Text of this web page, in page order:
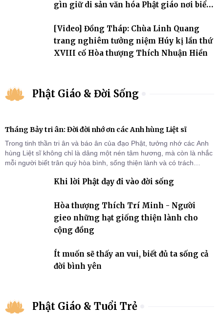
gìn giữ di sản văn hóa Phật giáo nơi biển
[Video] Đồng Tháp: Chùa Linh Quang
trang nghiêm tưởng niệm Húy kị lần thứ
XVIII cố Hòa thượng Thích Nhuận Hiền
Phật Giáo & Đời Sống
Tháng Bảy tri ân: Đời đời nhớ ơn các Anh hùng Liệt sĩ
Trong tinh thần tri ân và báo ân của đạo Phật, tưởng nhớ các Anh
hùng Liệt sĩ không chỉ là dâng một nén tâm hương, mà còn là nhắc
mỗi người biết trân quý hòa bình, sống thiện lành và có trách
Khi lời Phật dạy đi vào đời sống
Hòa thượng Thích Trí Minh - Người
gieo những hạt giống thiện lành cho
cộng đồng
Ít muốn sẽ thấy an vui, biết đủ ta sống cả
đời bình yên
Phật Giáo & Tuổi Trẻ